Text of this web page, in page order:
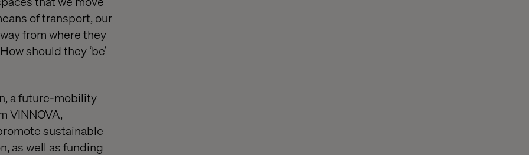
of transport, our
from where they
should they ‘be’
a future-mobility
VINNOVA,
sustainable
as well as funding